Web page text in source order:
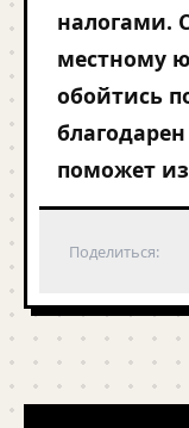
налогами.
местному
обойтись
поможет
Поделиться: